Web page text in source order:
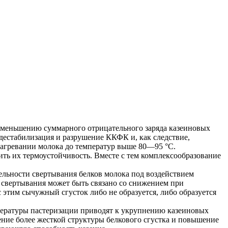
суммарного отрицательного заряда казеиновых
и разрушение ККФК и, как следствие,
молока до температур выше 80—95 °С.
их термоустойчивость. Вместе с тем комплексообразование
свертывания белков молока под воздействием
может быть связано со снижением при
сычужный сгусток либо не образуется, либо образуется
пастеризации приводят к укрупнению казеиновых
более жесткой структуры белкового сгустка и повышение